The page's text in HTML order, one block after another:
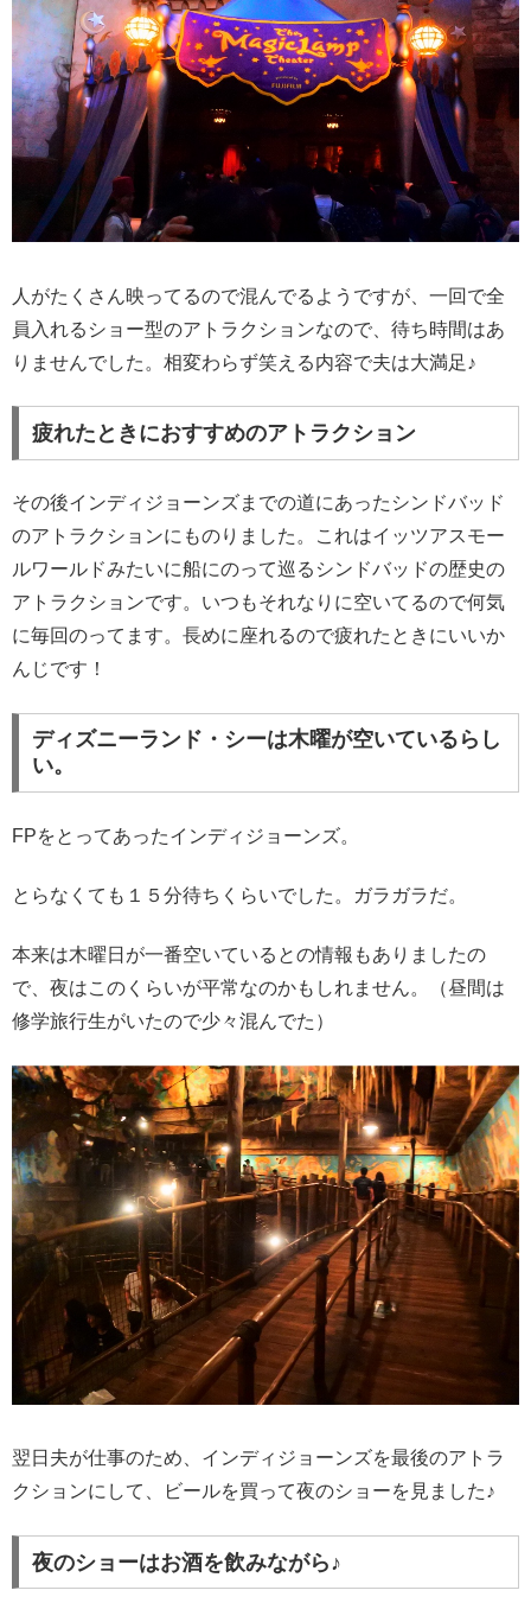
人がたくさん映ってるので混んでるようですが、一回で全
員入れるショー型のアトラクションなので、待ち時間はあ
りませんでした。相変わらず笑える内容で夫は大満足♪
疲れたときにおすすめのアトラクション
その後インディジョーンズまでの道にあったシンドバッド
のアトラクションにものりました。これはイッツアスモー
ルワールドみたいに船にのって巡るシンドバッドの歴史の
アトラクションです。いつもそれなりに空いてるので何気
に毎回のってます。長めに座れるので疲れたときにいいか
んじです！
ディズニーランド・シーは木曜が空いているらし
い。
FPをとってあったインディジョーンズ。
とらなくても１５分待ちくらいでした。ガラガラだ。
本来は木曜日が一番空いているとの情報もありましたの
で、夜はこのくらいが平常なのかもしれません。（昼間は
修学旅行生がいたので少々混んでた）
翌日夫が仕事のため、インディジョーンズを最後のアトラ
クションにして、ビールを買って夜のショーを見ました♪
夜のショーはお酒を飲みながら♪